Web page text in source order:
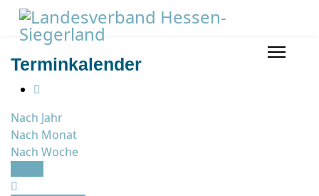
Terminkalender
Nach Jahr
Nach Monat
Nach Woche